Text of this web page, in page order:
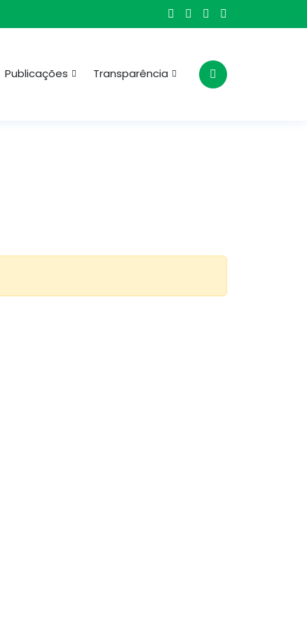
Publicações Transparência